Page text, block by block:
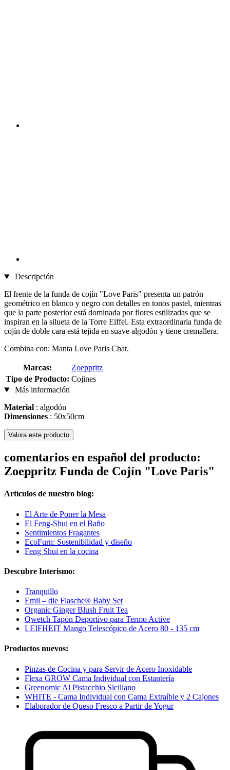
Descripción
El frente de la funda de cojín "Love Paris" presenta un patrón
geométrico en blanco y negro con detalles en tonos pastel, mientras
que la parte posterior está dominada por flores estilizadas que se
inspiran en la silueta de la Torre Eiffel. Esta extraordinaria funda de
cojín de doble cara está tejida en suave algodón y tiene cremallera.
Combina con: Manta Love Paris Chat.
Marcas:
Zoeppritz
Tipo de Producto: Cojines
Más información
Material : algodón
Dimensiones : 50x50cm
Valora este producto
comentarios en español del producto:
Zoeppritz Funda de Cojín "Love Paris"
Artículos de nuestro blog:
El Arte de Poner la Mesa
El Feng-Shui en el Baño
Sentimientos Fragantes
EcoFurn: Sostenibilidad y diseño
Feng Shui en la cocina
Descubre Interismo:
Tranquillo
Emil – die Flasche® Baby Set
Organic Ginger Blush Fruit Tea
Qwetch Tapón Deportivo para Termo Active
LEIFHEIT Mango Telescópico de Acero 80 - 135 cm
Productos nuevos:
Pinzas de Cocina y para Servir de Acero Inoxidable
Flexa GROW Cama Individual con Estantería
Greenomic Al Pistacchio Siciliano
WHITE - Cama Individual con Cama Extraíble y 2 Cajones
Elaborador de Queso Fresco a Partir de Yogur